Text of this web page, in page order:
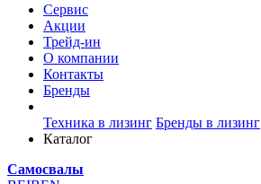
Сервис
Акции
Трейд-ин
О компании
Контакты
Бренды
Техника в лизинг Бренды в лизинг
Каталог
Самосвалы